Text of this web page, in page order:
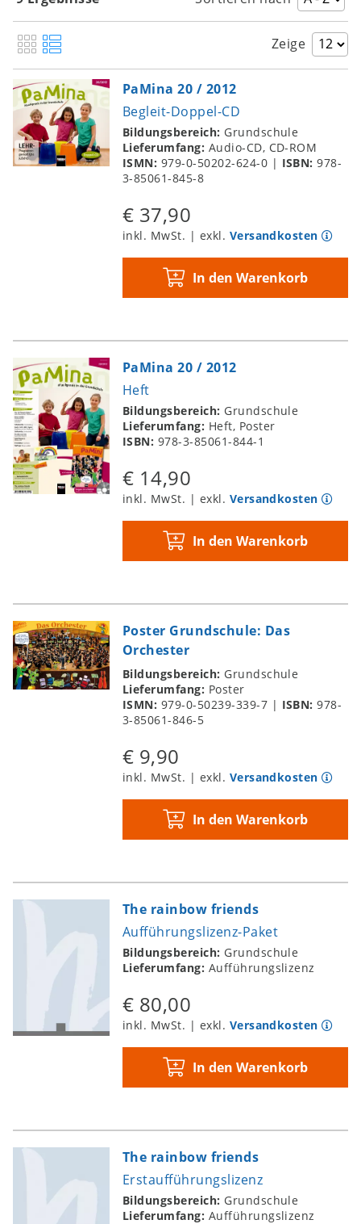
Zeige
PaMina 20 / 2012
Begleit-Doppel-CD
Bildungsbereich: Grundschule
Lieferumfang: Audio-CD, CD-ROM
ISMN: 979-0-50202-624-0 | ISBN:978-
3-85061-845-8
€ 37,90
inkl. MwSt. | exkl. Versandkosten
In den Warenkorb
PaMina 20 / 2012
Heft
Bildungsbereich: Grundschule
Lieferumfang: Heft, Poster
ISBN: 978-3-85061-844-1
€ 14,90
inkl. MwSt. | exkl. Versandkosten
In den Warenkorb
Poster Grundschule: Das
Orchester
Bildungsbereich: Grundschule
Lieferumfang: Poster
ISMN: 979-0-50239-339-7 | ISBN:978-
3-85061-846-5
€ 9,90
inkl. MwSt. | exkl. Versandkosten
In den Warenkorb
The rainbow friends
Aufführungslizenz-Paket
Bildungsbereich: Grundschule
Lieferumfang: Aufführungslizenz
€ 80,00
inkl. MwSt. | exkl. Versandkosten
In den Warenkorb
The rainbow friends
Erstaufführungslizenz
Bildungsbereich: Grundschule
Lieferumfang: Aufführungslizenz